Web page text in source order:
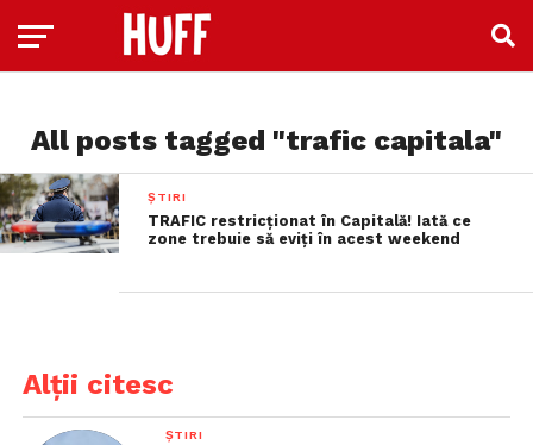
All posts tagged "trafic capitala"
ȘTIRI
TRAFIC restricţionat în Capitală! Iată ce
zone trebuie să eviţi în acest weekend
Alții citesc
ȘTIRI